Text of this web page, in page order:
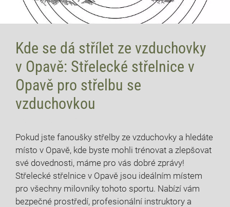
Kde se dá střílet ze vzduchovky
v Opavě: Střelecké střelnice v
Opavě pro střelbu se
vzduchovkou
Pokud jste fanoušky střelby ze vzduchovky a hledáte
místo v Opavě, kde byste mohli trénovat a zlepšovat
své dovednosti, máme pro vás dobré zprávy!
Střelecké střelnice v Opavě jsou ideálním místem
pro všechny milovníky tohoto sportu. Nabízí vám
bezpečné prostředí, profesionální instruktory a